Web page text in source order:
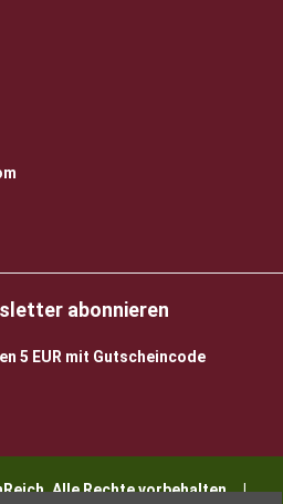
abonnieren
5 EUR mit Gutscheincode
Alle Rechte vorbehalten |